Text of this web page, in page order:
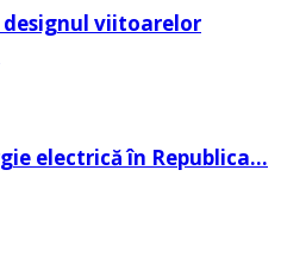
viitoarelor
electrică în Republica…